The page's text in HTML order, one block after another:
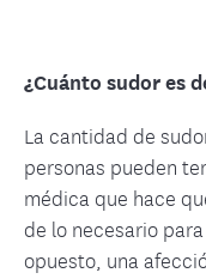
¿Cuánto sudor es
La cantidad de
personas pueden
médica que hace
de lo necesario
opuesto, una